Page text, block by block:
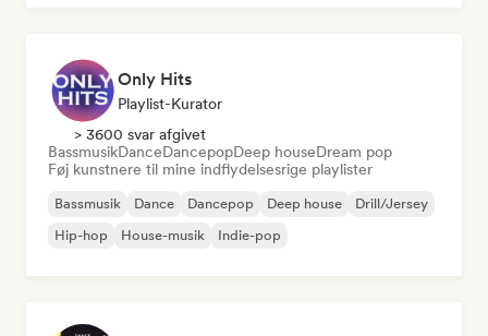
Only Hits
Playlist-Kurator
> 3600 svar afgivet
BassmusikDanceDancepopDeep houseDream pop
Føj kunstnere til mine indflydelsesrige playlister
Bassmusik Dance Dancepop Deep house
Drill/Jersey
Hip-hop
House-musik Indie-pop